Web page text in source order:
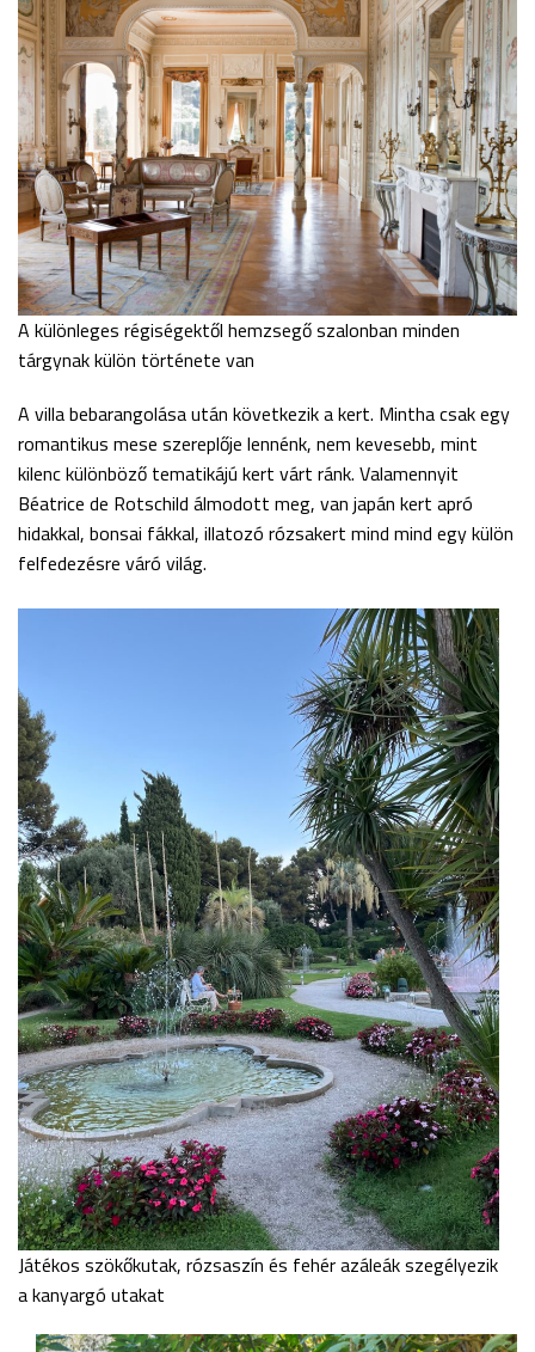
A különleges régiségektől hemzsegő szalonban minden
tárgynak külön története van
A villa bebarangolása után következik a kert. Mintha csak egy
romantikus mese szereplője lennénk, nem kevesebb, mint
kilenc különböző tematikájú kert várt ránk. Valamennyit
Béatrice de Rotschild álmodott meg, van japán kert apró
hidakkal, bonsai fákkal, illatozó rózsakert mind mind egy külön
felfedezésre váró világ.
Játékos szökőkutak, rózsaszín és fehér azáleák szegélyezik
a kanyargó utakat